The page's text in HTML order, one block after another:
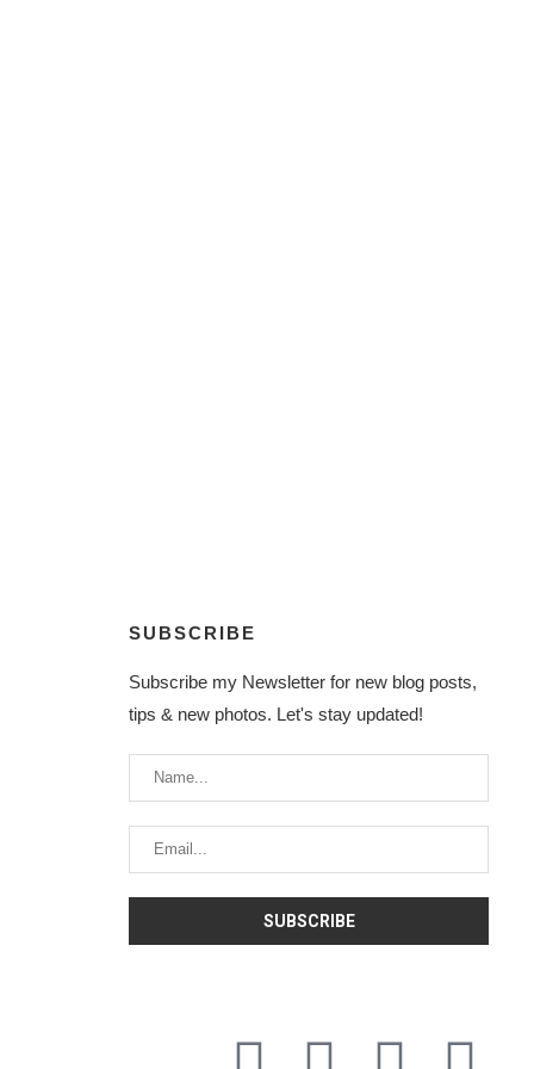
SUBSCRIBE
Subscribe my Newsletter for new blog posts,
tips & new photos. Let's stay updated!